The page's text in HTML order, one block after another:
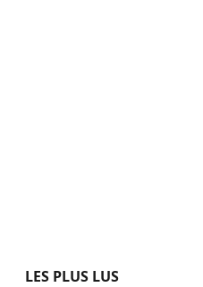
LES PLUS LUS